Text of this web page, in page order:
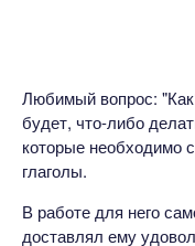
Любимый вопрос:
будет, что-либо
которые необходимо
глаголы.
В работе для него
доставлял ему